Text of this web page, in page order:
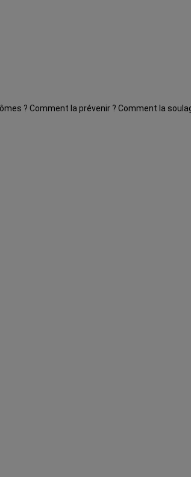
? Comment la prévenir ? Comment la